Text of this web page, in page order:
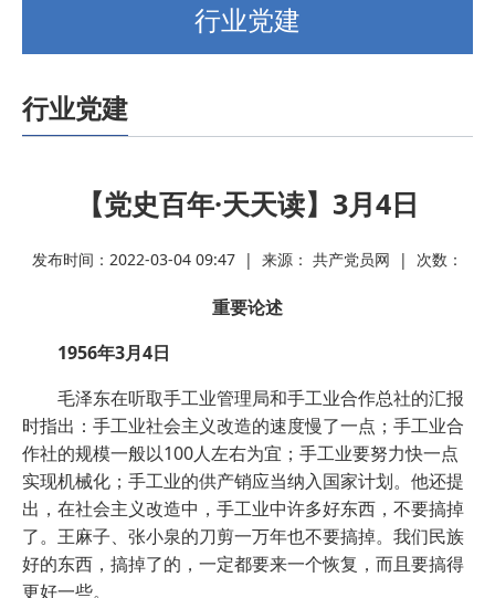
行业党建
行业党建
【党史百年·天天读】3月4日
发布时间：2022-03-04 09:47 | 来源： 共产党员网 | 次数：
重要论述
1956年3月4日
毛泽东在听取手工业管理局和手工业合作总社的汇报
时指出：手工业社会主义改造的速度慢了一点；手工业合
作社的规模一般以100人左右为宜；手工业要努力快一点
实现机械化；手工业的供产销应当纳入国家计划。他还提
出，在社会主义改造中，手工业中许多好东西，不要搞掉
了。王麻子、张小泉的刀剪一万年也不要搞掉。我们民族
好的东西，搞掉了的，一定都要来一个恢复，而且要搞得
更好一些。